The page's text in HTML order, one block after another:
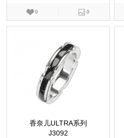
0 0
香奈儿ULTRA系列
J3092